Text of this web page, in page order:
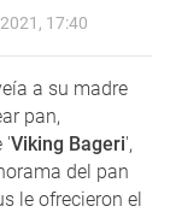
17:40
a su madre
pan,
'Viking Bageri',
del pan
le ofrecieron el